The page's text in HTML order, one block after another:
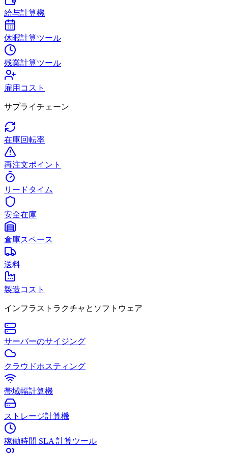
給与計算機
休暇計算ツール
残業計算ツール
雇用コスト
サプライチェーン
在庫回転率
再注文ポイント
リードタイム
安全在庫
倉庫スペース
送料
製造コスト
インフラストラクチャとソフトウェア
サーバーのサイジング
クラウドホスティング
帯域幅計算機
ストレージ計算機
稼働時間 SLA 計算ツール